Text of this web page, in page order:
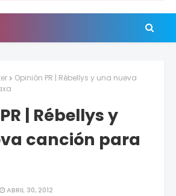
Opinión PR | Rébellys y una nueva
| Rébellys y
canción para
ABRIL 30, 2012